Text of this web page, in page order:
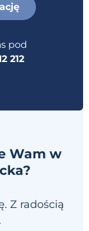
pod
212
Wam w
Z radością